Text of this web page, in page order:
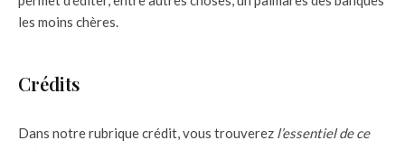
les moins chères.
Crédits
Dans notre rubrique crédit, vous trouverez l’essentiel de ce